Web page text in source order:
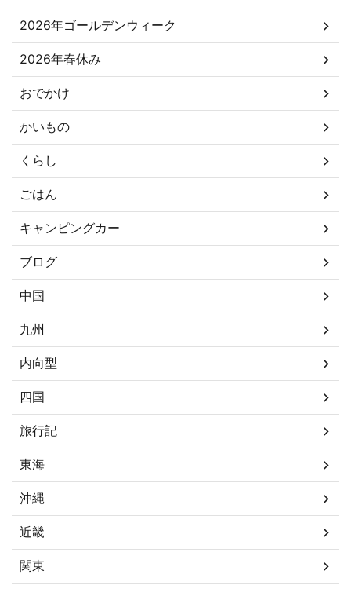
2026年ゴールデンウィーク
2026年春休み
おでかけ
かいもの
くらし
ごはん
キャンピングカー
ブログ
中国
九州
内向型
四国
旅行記
東海
沖縄
近畿
関東